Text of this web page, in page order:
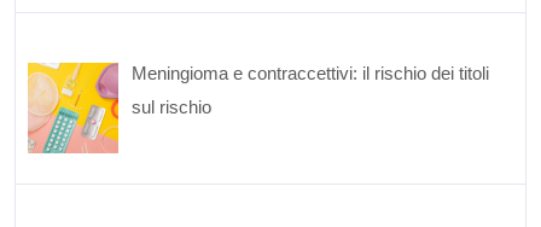
Meningioma e contraccettivi: il rischio dei titoli
sul rischio